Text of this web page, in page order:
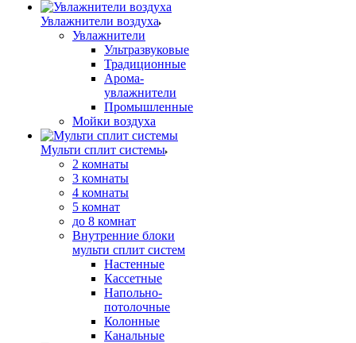
Увлажнители воздуха
Увлажнители
Ультразвуковые
Традиционные
Арома-
увлажнители
Промышленные
Мойки воздуха
Мульти сплит системы
2 комнаты
3 комнаты
4 комнаты
5 комнат
до 8 комнат
Внутренние блоки
мульти сплит систем
Настенные
Кассетные
Напольно-
потолочные
Колонные
Канальные